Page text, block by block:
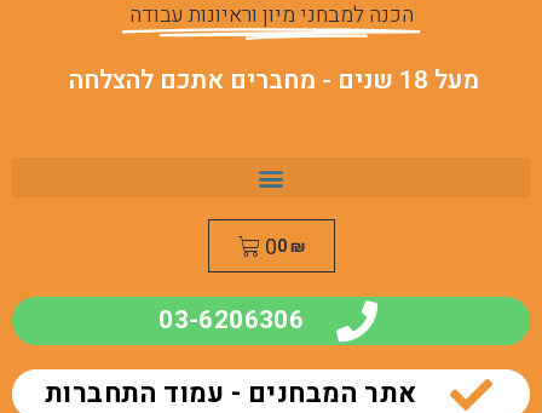
הכנה למבחני מיון וראיונות עבודה
מעל 18 שנים - מחברים אתכם להצלחה
0₪
0
03-6206306
אתר המבחנים - עמוד התחברות